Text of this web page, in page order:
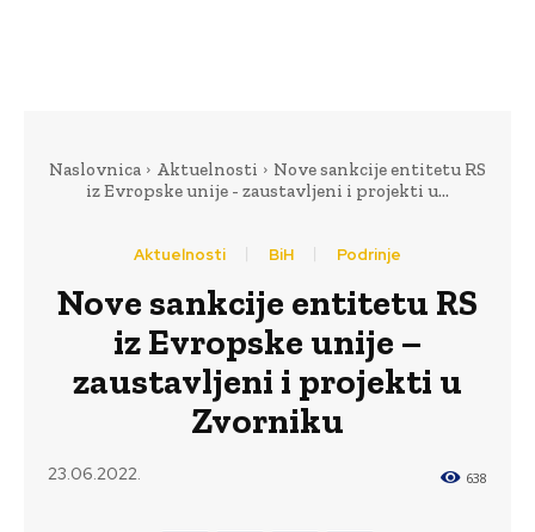
Naslovnica Aktuelnosti
Nove sankcije entitetu RS
iz Evropske unije - zaustavljeni i projekti u...
Aktuelnosti BiH Podrinje
Nove sankcije entitetu RS
iz Evropske unije –
zaustavljeni i projekti u
Zvorniku
23.06.2022. 638